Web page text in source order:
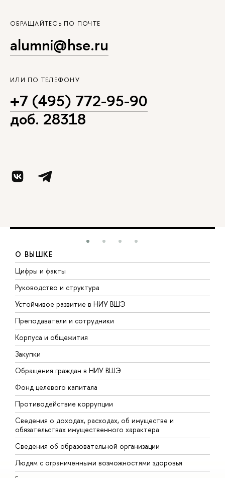
ОБРАЩАЙТЕСЬ ПО ПОЧТЕ
alumni@hse.ru
ИЛИ ПО ТЕЛЕФОНУ
+7 (495) 772-95-90
доб. 28318
О ВЫШКЕ
Цифры и факты
Руководство и структура
Устойчивое развитие в НИУ ВШЭ
Преподаватели и сотрудники
Корпуса и общежития
Закупки
Обращения граждан в НИУ ВШЭ
Фонд целевого капитала
Противодействие коррупции
Сведения о доходах, расходах, об имуществе и
обязательствах имущественного характера
Сведения об образовательной организации
Людям с ограниченными возможностями здоровья